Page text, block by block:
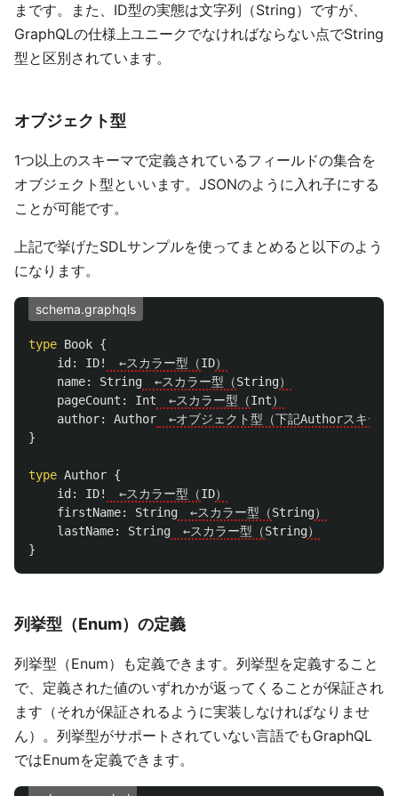
まです。また、ID型の実態は文字列（String）ですが、
GraphQLの仕様上ユニークでなければならない点でString
型と区別されています。
オブジェクト型
1つ以上のスキーマで定義されているフィールドの集合を
オブジェクト型といいます。JSONのように入れ子にする
ことが可能です。
上記で挙げたSDLサンプルを使ってまとめると以下のよう
になります。
schema.graphqls
type Book {
id : ID! ←スカラー型（ID）
name: String ←スカラー型（String）
pageCount : Int ←スカラー型（Int）
author: Author ←オブジェクト型（下記Authorスキーマ
}
type Author {
id : ID! ←スカラー型（ID）
firstName: String ←スカラー型（String）
lastName: String ←スカラー型（String）
}
列挙型（Enum）の定義
列挙型（Enum）も定義できます。列挙型を定義すること
で、定義された値のいずれかが返ってくることが保証され
ます（それが保証されるように実装しなければなりませ
ん）。列挙型がサポートされていない言語でもGraphQL
ではEnumを定義できます。